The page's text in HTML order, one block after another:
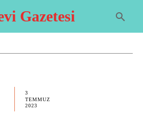
Gazetesi
3
TEMMUZ
2023